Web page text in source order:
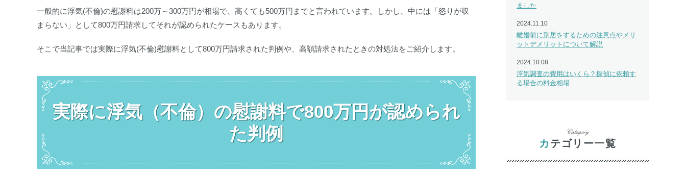
一般的に浮気(不倫)の慰謝料は200万～300万円が相場で、高くても500万円までと言われています。しかし、中には「怒りが収
まらない」として800万円請求してそれが認められたケースもあります。
そこで当記事では実際に浮気(不倫)慰謝料として800万円請求された判例や、高額請求されたときの対処法をご紹介します。
実際に浮気（不倫）の慰謝料で800万円が認められ
た判例
ました
2024.11.10
離婚前に別居をするための注意点やメリ
ットデメリットについて解説
2024.10.08
浮気調査の費用はいくら？探偵に依頼す
る場合の料金相場
カテゴリー一覧